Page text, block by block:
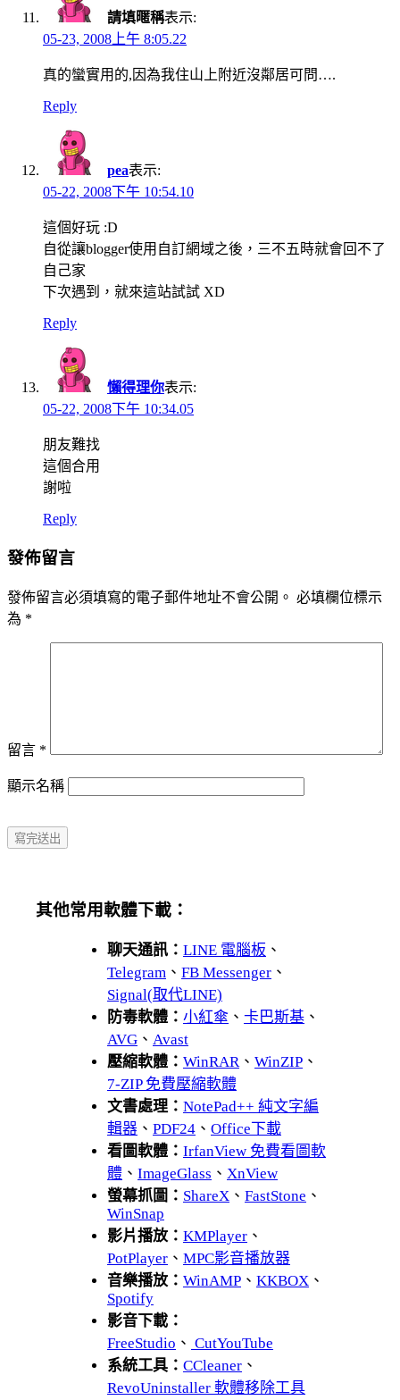
請填暱稱表示:
05-23, 2008上午 8:05.22
真的蠻實用的,因為我住山上附近沒鄰居可問….
Reply
pea表示:
05-22, 2008下午 10:54.10
這個好玩 :D
自從讓blogger使用自訂網域之後，三不五時就會回不了
自己家
下次遇到，就來這站試試 XD
Reply
懶得理你表示:
05-22, 2008下午 10:34.05
朋友難找
這個合用
謝啦
Reply
發佈留言
發佈留言必須填寫的電子郵件地址不會公開。 必填欄位標示
為 *
留言 *
顯示名稱
其他常用軟體下載：
聊天通訊： LINE 電腦板 、
Telegram 、 FB Messenger 、
Signal(取代LINE)
防毒軟體： 小紅傘 、 卡巴斯基 、
AVG 、 Avast
壓縮軟體： WinRAR、 WinZIP 、
7-ZIP 免費壓縮軟體
文書處理： NotePad++ 純文字編
輯器 、 PDF24 、 Office下載
看圖軟體： IrfanView 免費看圖軟
體 、 ImageGlass 、 XnView
螢幕抓圖： ShareX 、 FastStone 、
WinSnap
影片播放： KMPlayer 、
PotPlayer 、 MPC影音播放器
音樂播放： WinAMP 、 KKBOX 、
Spotify
影音下載：
FreeStudio 、 CutYouTube
系統工具： CCleaner 、
RevoUninstaller 軟體移除工具